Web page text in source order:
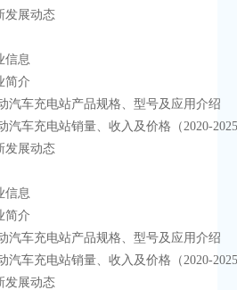
新发展动态
业信息
业简介
技 电动汽车充电站产品规格、型号及应用介绍
技 电动汽车充电站销量、收入及价格（2020-
新发展动态
业信息
业简介
电动汽车充电站产品规格、型号及应用介绍
电动汽车充电站销量、收入及价格（2020-
新发展动态